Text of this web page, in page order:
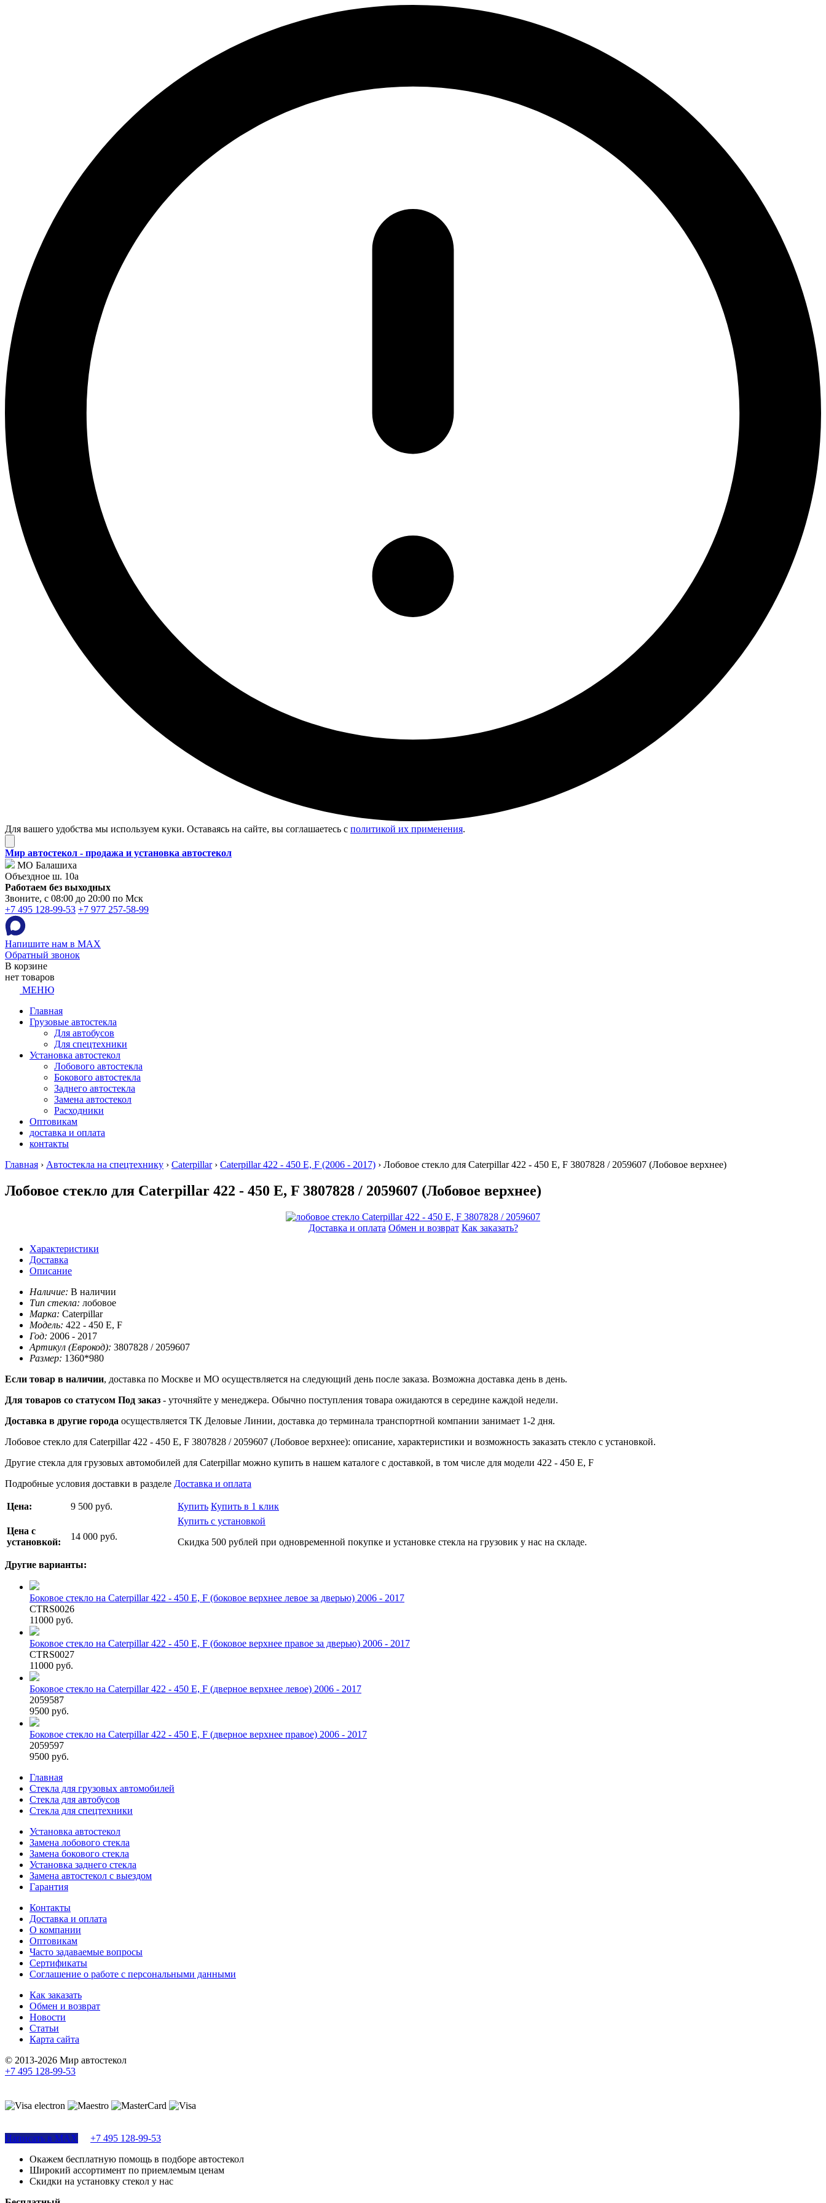
Для вашего удобства мы используем куки. Оставаясь на сайте, вы соглашаетесь с политикой их применения.
Мир автостекол - продажа и установка автостекол
МО Балашиха
Объездное ш. 10а
Работаем без выходных
Звоните, с 08:00 до 20:00 по Мск
+7 495 128-99-53 +7 977 257-58-99
Напишите нам в MAX
Обратный звонок
В корзине
нет товаров
МЕНЮ
Главная
Грузовые автостекла
Для автобусов
Для спецтехники
Установка автостекол
Лобового автостекла
Бокового автостекла
Заднего автостекла
Замена автостекол
Расходники
Оптовикам
доставка и оплата
контакты
Главная › Автостекла на спецтехнику › Caterpillar› Caterpillar 422 - 450 E, F (2006 - 2017) › Лобовое стекло для Caterpillar 422 - 450 E, F 3807828 / 2059607 (Лобовое верхнее)
Лобовое стекло для Caterpillar 422 - 450 E, F 3807828 / 2059607 (Лобовое верхнее)
Доставка и оплата Обмен и возврат Как заказать?
Характеристики
Доставка
Описание
Наличие: В наличии
Тип стекла: лобовое
Марка: Caterpillar
Модель: 422 - 450 E, F
Год: 2006 - 2017
Артикул (Еврокод): 3807828 / 2059607
Размер: 1360*980
Если товар в наличии, доставка по Москве и МО осуществляется на следующий день после заказа. Возможна доставка день в день.
Для товаров со статусом Под заказ - уточняйте у менеджера. Обычно поступления товара ожидаются в середине каждой недели.
Доставка в другие города осуществляется ТК Деловые Линии, доставка до терминала транспортной компании занимает 1-2 дня.
Лобовое стекло для Caterpillar 422 - 450 E, F 3807828 / 2059607 (Лобовое верхнее): описание, характеристики и возможность заказать стекло с установкой.
Другие стекла для грузовых автомобилей для Caterpillar можно купить в нашем каталоге с доставкой, в том числе для модели 422 - 450 E, F
Подробные условия доставки в разделе Доставка и оплата
Цена: 9 500 руб. Купить Купить в 1 клик
Цена с
установкой:
14 000 руб.
Купить с установкой
Скидка 500 рублей при одновременной покупке и установке стекла на грузовик у нас на складе.
Другие варианты:
Боковое стекло на Caterpillar 422 - 450 E, F (боковое верхнее левое за дверью) 2006 - 2017
CTRS0026
11000 руб.
Боковое стекло на Caterpillar 422 - 450 E, F (боковое верхнее правое за дверью) 2006 - 2017
CTRS0027
11000 руб.
Боковое стекло на Caterpillar 422 - 450 E, F (дверное верхнее левое) 2006 - 2017
2059587
9500 руб.
Боковое стекло на Caterpillar 422 - 450 E, F (дверное верхнее правое) 2006 - 2017
2059597
9500 руб.
Главная
Стекла для грузовых автомобилей
Стекла для автобусов
Стекла для спецтехники
Установка автостекол
Замена лобового стекла
Замена бокового стекла
Установка заднего стекла
Замена автостекол с выездом
Гарантия
Контакты
Доставка и оплата
О компании
Оптовикам
Часто задаваемые вопросы
Сертификаты
Соглашение о работе с персональными данными
Как заказать
Обмен и возврат
Новости
Статьи
Карта сайта
© 2013-2026 Мир автостекол
+7 495 128-99-53
Написать в MAX
+7 495 128-99-53
Окажем бесплатную помощь в подборе автостекол
Широкий ассортимент по приемлемым ценам
Скидки на установку стекол у нас